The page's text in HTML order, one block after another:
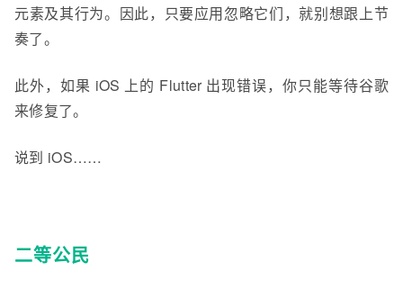
元素及其行为。因此，只要应用忽略它们，就别想跟上节
奏了。
此外，如果 iOS 上的 Flutter 出现错误，你只能等待谷歌
来修复了。
说到 iOS……
二等公民